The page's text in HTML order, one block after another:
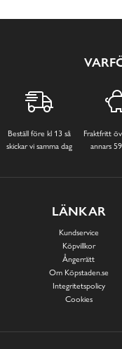
Beställ före kl 13 så
skickar vi samma dag
Fraktfritt
annars
LÄNKAR
Kundservice
Köpvillkor
Ångerrätt
Om Köpstaden.se
Integritetspolicy
Cookies